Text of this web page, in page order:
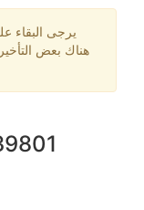
يرجى البقاء
هناك بعض